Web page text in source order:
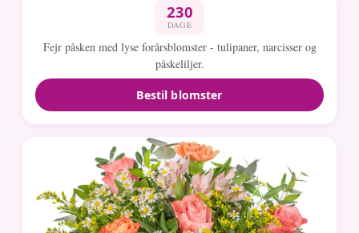
230
DAGE
Fejr påsken med lyse forårsblomster - tulipaner, narcisser og
påskeliljer.
Bestil blomster